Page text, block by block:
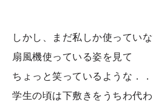
しかし、まだ私しか使ってい
扇風機使っている姿を見て
ちょっと笑っているような．．
学生の頃は下敷きをうちわ代